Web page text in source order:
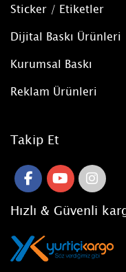
Sticker / Etiketler
Dijital Baskı Ürünleri
Kurumsal Baskı
Reklam Ürünleri
Takip Et
Hızlı & Güvenli